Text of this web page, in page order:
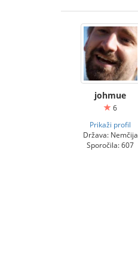
johmue
6
Prikaži profil
Država: Nemčija
Sporočila: 607